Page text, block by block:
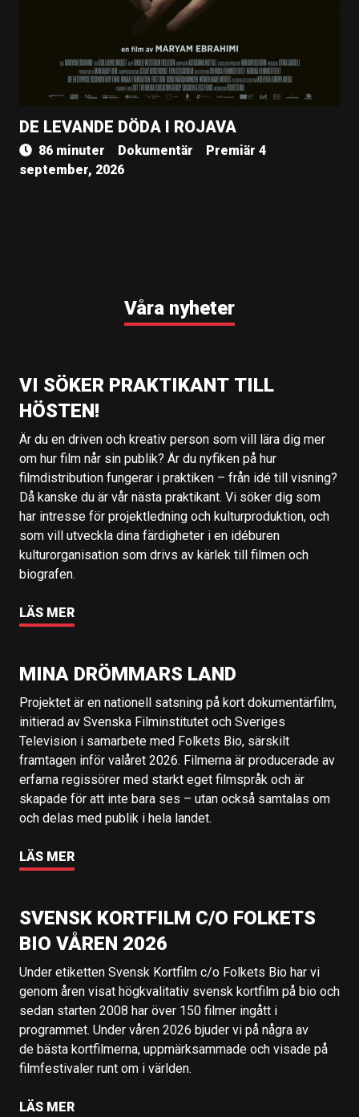
DE LEVANDE DÖDA I ROJAVA
86 minuter Dokumentär
Premiär 4
september, 2026
Våra nyheter
VI SÖKER PRAKTIKANT TILL
HÖSTEN!
Är du en driven och kreativ person som vill lära dig mer
om hur film når sin publik? Är du nyfiken på hur
filmdistribution fungerar i praktiken – från idé till visning?
Då kanske du är vår nästa praktikant. Vi söker dig som
har intresse för projektledning och kulturproduktion, och
som vill utveckla dina färdigheter i en idéburen
kulturorganisation som drivs av kärlek till filmen och
biografen.
LÄS MER
MINA DRÖMMARS LAND
Projektet är en nationell satsning på kort dokumentärfilm,
initierad av Svenska Filminstitutet och Sveriges
Television i samarbete med Folkets Bio, särskilt
framtagen inför valåret 2026. Filmerna är producerade av
erfarna regissörer med starkt eget filmspråk och är
skapade för att inte bara ses – utan också samtalas om
och delas med publik i hela landet.
LÄS MER
SVENSK KORTFILM C/O FOLKETS
BIO VÅREN 2026
Under etiketten Svensk Kortfilm c/o Folkets Bio har vi
genom åren visat högkvalitativ svensk kortfilm på bio och
sedan starten 2008 har över 150 filmer ingått i
programmet. Under våren 2026 bjuder vi på några av
de bästa kortfilmerna, uppmärksammade och visade på
filmfestivaler runt om i världen.
LÄS MER